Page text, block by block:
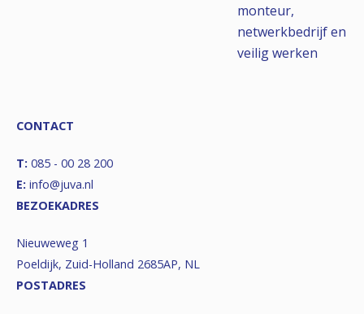
monteur,
netwerkbedrijf en
veilig werken
CONTACT
T: 085 - 00 28 200
E: info@juva.nl
BEZOEKADRES
Nieuweweg 1
Poeldijk, Zuid-Holland 2685AP, NL
POSTADRES